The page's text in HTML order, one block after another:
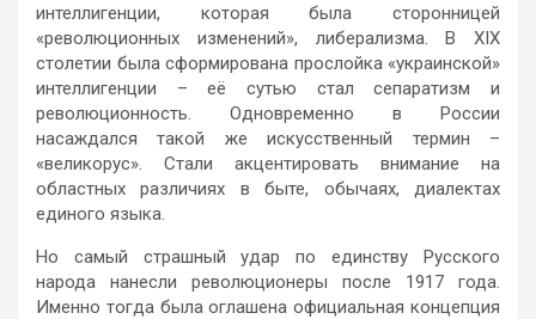
интеллигенции, которая была сторонницей
«революционных изменений», либерализма. В XIX
столетии была сформирована прослойка «украинской»
интеллигенции – её сутью стал сепаратизм и
революционность. Одновременно в России
насаждался такой же искусственный термин –
«великорус». Стали акцентировать внимание на
областных различиях в быте, обычаях, диалектах
единого языка.
Но самый страшный удар по единству Русского
народа нанесли революционеры после 1917 года.
Именно тогда была оглашена официальная концепция